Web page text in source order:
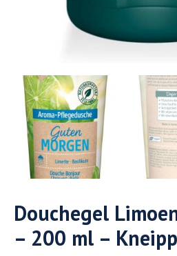
Douchegel
– 200 ml – Kneipp